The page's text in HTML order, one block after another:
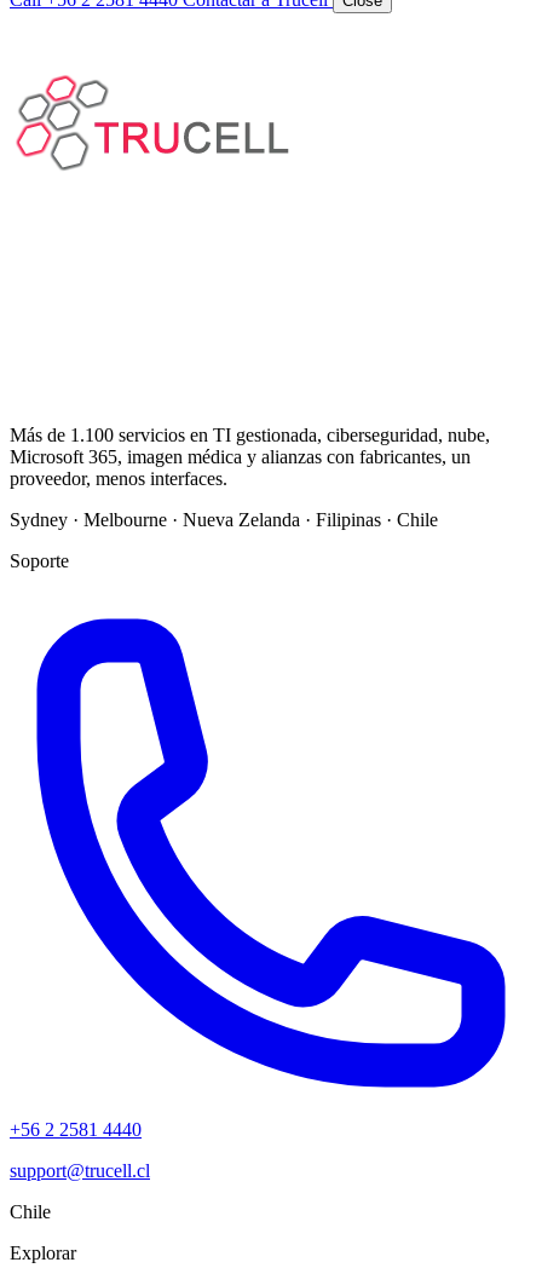
Más de 1.100 servicios en TI gestionada, ciberseguridad, nube,
Microsoft 365, imagen médica y alianzas con fabricantes, un
proveedor, menos interfaces.
Sydney · Melbourne · Nueva Zelanda · Filipinas · Chile
Soporte
+56 2 2581 4440
support@trucell.cl
Chile
Explorar